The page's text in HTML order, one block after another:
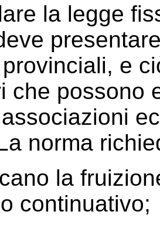
la legge
e
che possono
norma
la
continuativo;